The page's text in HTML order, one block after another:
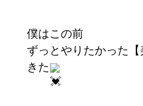
僕はこの前
ずっとやりたかった
きた